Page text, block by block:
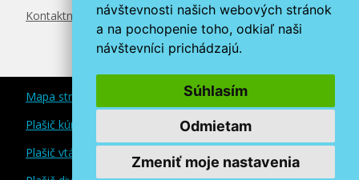
návštevnosti našich webových stránok
a na pochopenie toho, odkiaľ naši
návštevníci prichádzajú.
Súhlasím
Odmietam
Zmeniť moje nastavenia
Kontaktné údaje
Mapa stránok
Plašič kún a myší
Plašič vtákov